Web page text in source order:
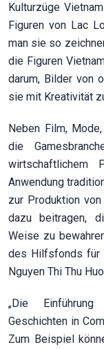
Kulturzüge
Figuren von Lac
man sie so
die Figuren
darum, Bilder von
sie mit Kreativität
Neben Film,
die
wirtschaftlichem
Anwendung
zur Produktion
dazu beitragen,
Weise zu
des Hilfsfonds für
Nguyen Thi Thu
„Die
Geschichten in
Zum Beispiel